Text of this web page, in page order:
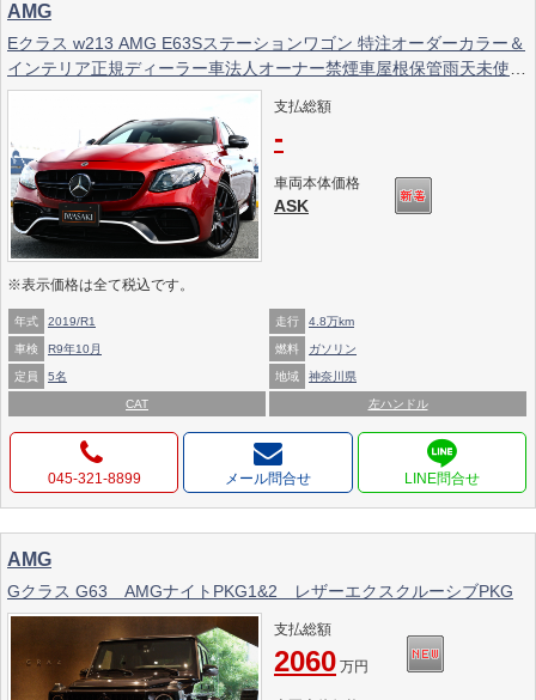
AMG
Eクラス w213 AMG E63Sステーションワゴン 特注オーダーカラー＆
インテリア正規ディーラー車法人オーナー禁煙車屋根保管雨天未使用
低走行4.8万特注ヒヤシンスレッド＆ポーセレン本革エクスクルーシ
ブPKG レッドキャリパー専用ブレーキ等ディーラー徹底整備車両パ
ノラマルーフ＆電動テール超貴重モデル極上車豪華装備必見！！
支払総額
-
車両本体価格
ASK
※表示価格は全て税込です。
年式 2019/R1 走行 4.8万km
車検 R9年10月 燃料 ガソリン
定員 5名 地域 神奈川県
CAT 左ハンドル
045-321-8899 メール問合せ
AMG
Gクラス G63 AMGナイトPKG1&2 レザーエクスクルーシブPKG
支払総額
2060 万円